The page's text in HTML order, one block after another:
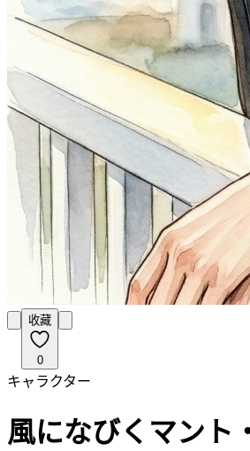
收藏
0
キャラクター
風になびくマント